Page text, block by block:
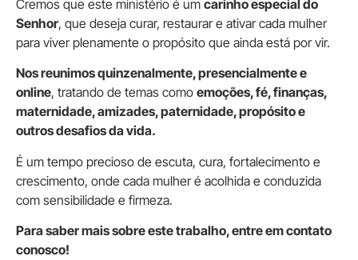
Cremos que este ministério é um carinho especial do
Senhor, que deseja curar, restaurar e ativar cada mulher
para viver plenamente o propósito que ainda está por vir.
Nos reunimos quinzenalmente, presencialmente e
online, tratando de temas como emoções, fé, finanças,
maternidade, amizades, paternidade, propósito e
outros desafios da vida.
É um tempo precioso de escuta, cura, fortalecimento e
crescimento, onde cada mulher é acolhida e conduzida
com sensibilidade e firmeza.
Para saber mais sobre este trabalho, entre em contato
conosco!